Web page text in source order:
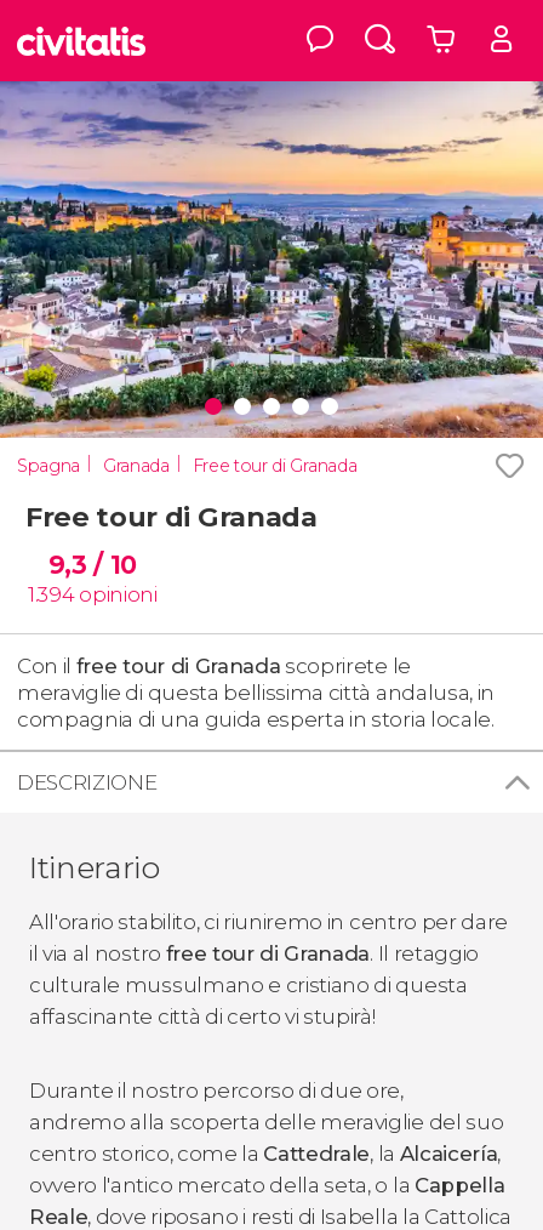
Spagna Granada Free tour di Granada
Free tour di Granada
9,3/ 10
1.394 opinioni
Con il free tour di Granada scoprirete le
meraviglie di questa bellissima città andalusa, in
compagnia di una guida esperta in storia locale.
DESCRIZIONE
Itinerario
All'orario stabilito, ci riuniremo in centro per dare
il via al nostro free tour di Granada. Il retaggio
culturale mussulmano e cristiano di questa
affascinante città di certo vi stupirà!
Durante il nostro percorso di due ore,
andremo alla scoperta delle meraviglie del suo
centro storico, come la Cattedrale, la Alcaicería,
ovvero l'antico mercato della seta, o la Cappella
Reale, dove riposano i resti di Isabella la Cattolica